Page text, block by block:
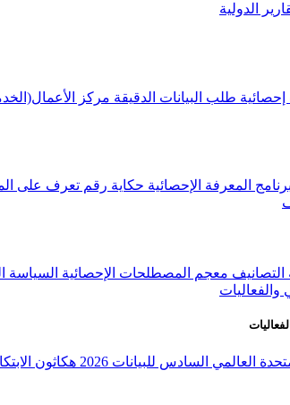
الدولية
طلب البيانات الدقيقة مركز
برنامج المعرفة الإحصائية حكاية رقم تعرف على
التصانيف معجم المصطلحات الإحصائية السياسة
والفعاليات
العالمي السادس للبيانات 2026 هكاثون